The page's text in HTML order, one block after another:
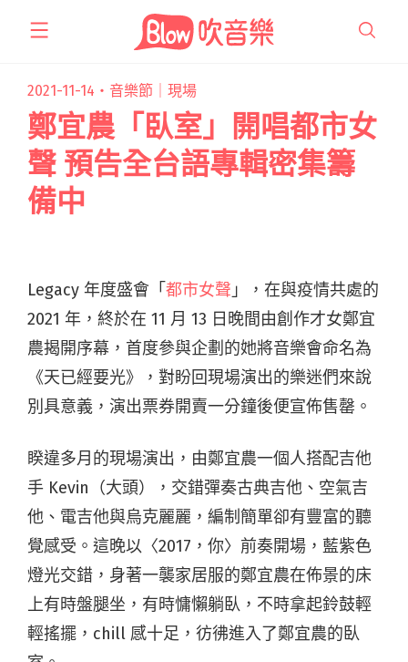
2021-11-14・ 音樂節｜現場
鄭宜農「臥室」開唱都市女
聲 預告全台語專輯密集籌
備中
Legacy 年度盛會「 都市女聲 」，在與疫情共處的
2021 年，終於在 11 月 13 日晚間由創作才女鄭宜
農揭開序幕，首度參與企劃的她將音樂會命名為
《天已經要光》，對盼回現場演出的樂迷們來說
別具意義，演出票券開賣一分鐘後便宣佈售罄。
睽違多月的現場演出，由鄭宜農一個人搭配吉他
手 Kevin（大頭），交錯彈奏古典吉他、空氣吉
他、電吉他與烏克麗麗，編制簡單卻有豐富的聽
覺感受。這晚以〈2017，你〉前奏開場，藍紫色
燈光交錯，身著一襲家居服的鄭宜農在佈景的床
上有時盤腿坐，有時慵懶躺臥，不時拿起鈴鼓輕
輕搖擺，chill 感十足，彷彿進入了鄭宜農的臥